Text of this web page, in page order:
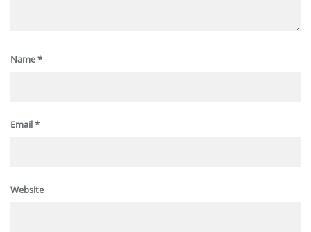
Name*
Email*
Website